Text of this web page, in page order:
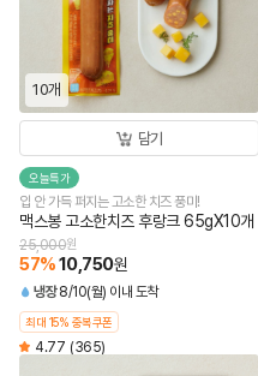
10개
담기
오늘특가
입 안 가득 퍼지는 고소한 치즈 풍미!
맥스봉 고소한치즈 후랑크 65gX10개
25,000원
57%10,750원
냉장 8/10(월) 이내 도착
최대 15% 중복쿠폰
4.77 (365)